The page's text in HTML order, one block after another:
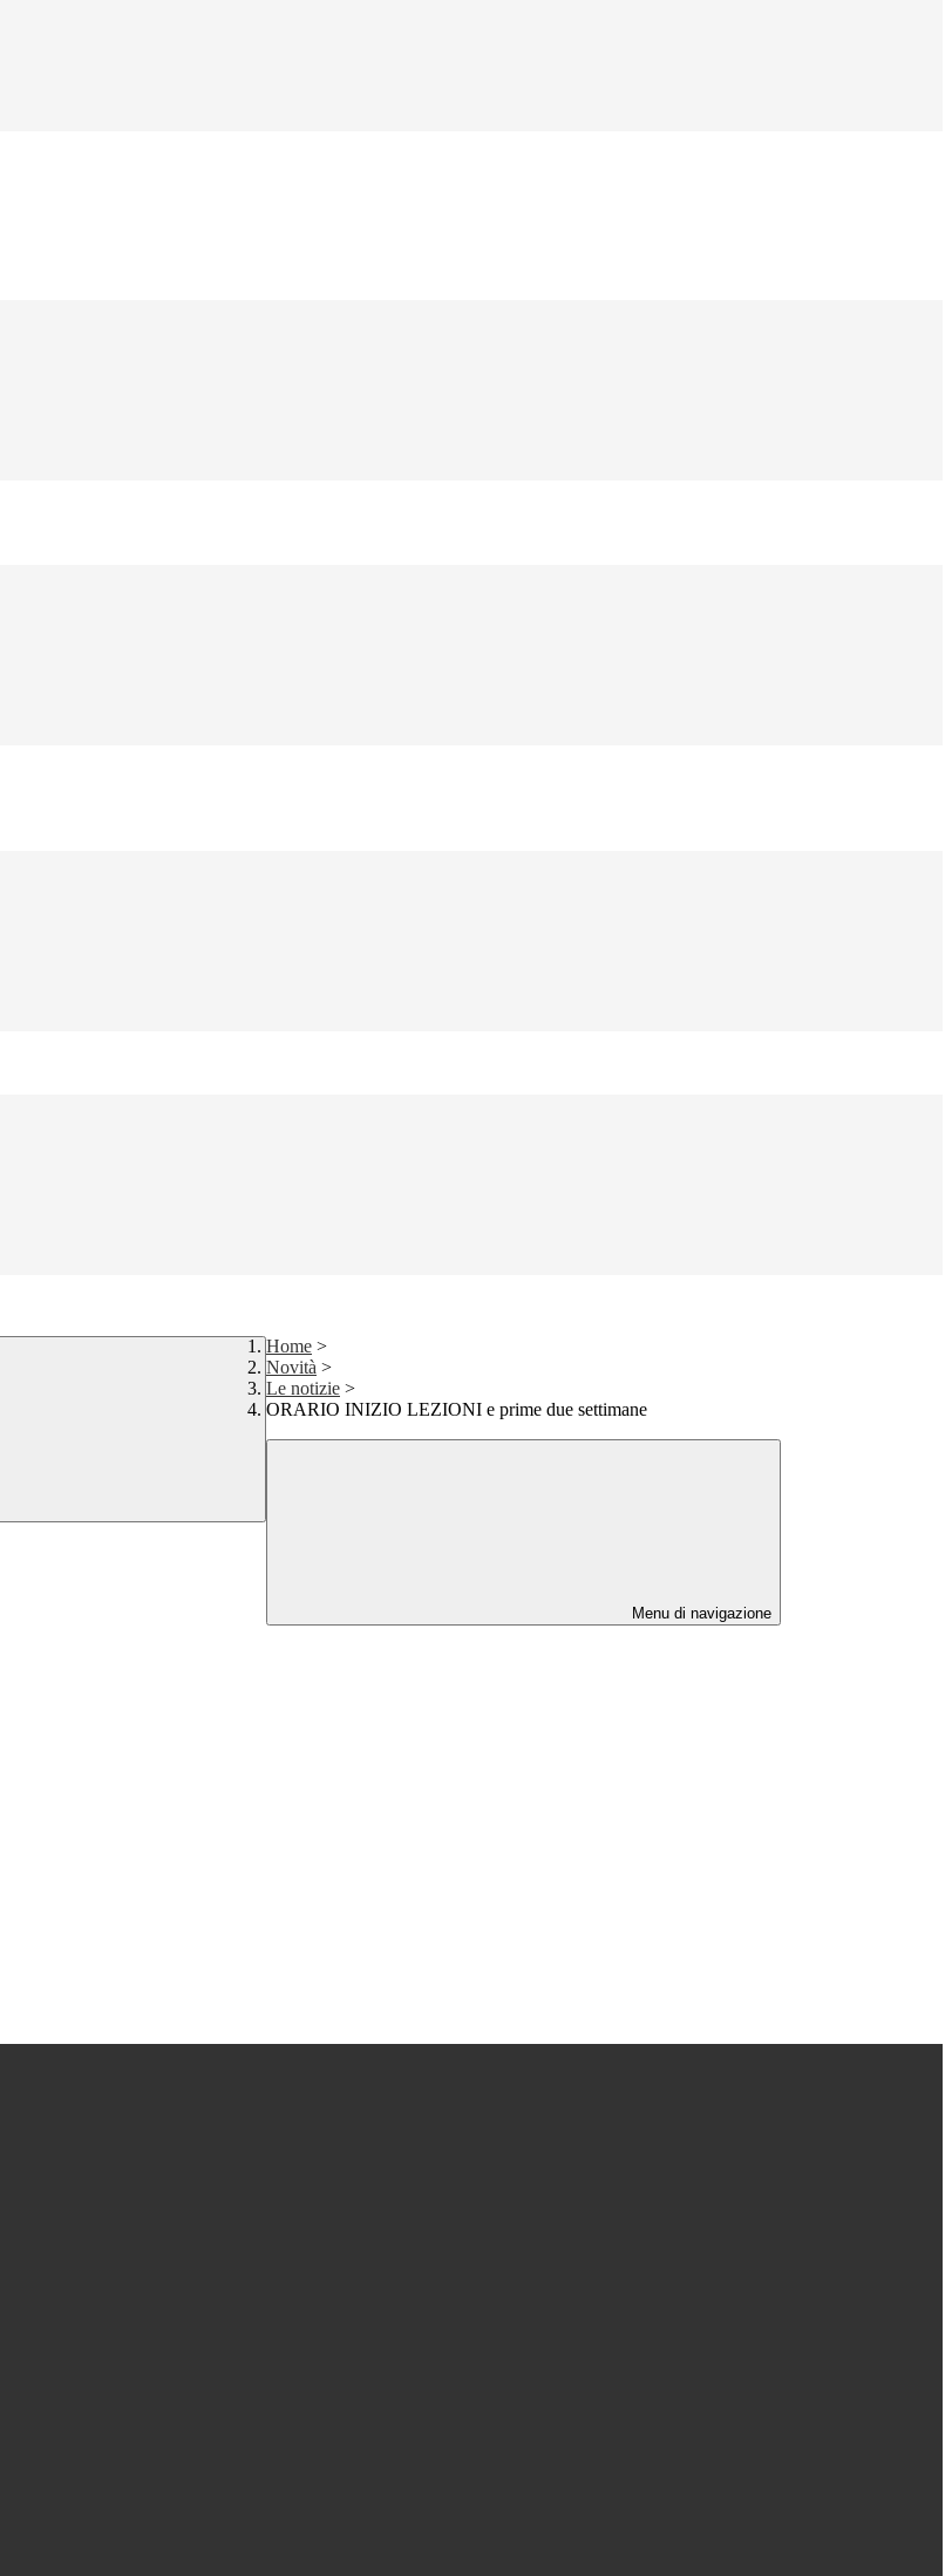
Home >
Novità >
Le notizie >
ORARIO INIZIO LEZIONI e prime due settimane
Menu di navigazione